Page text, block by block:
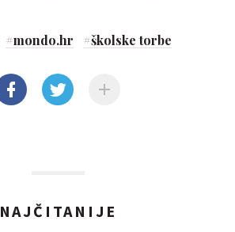
#mondo.hr #školske torbe
NAJČITANIJE